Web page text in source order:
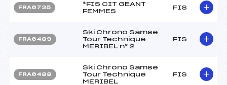
FRA6735
*FIS CIT GEANT
FEMMES
FIS
FRA6489
Ski Chrono Samse
Tour Technique
MERIBEL n° 2
FIS
FRA6488
Ski Chrono Samse
Tour Technique
MERIBEL
FIS